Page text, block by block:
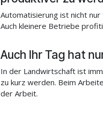
Automatisierung ist nicht
Auch kleinere Betriebe
Auch Ihr Tag hat
In der Landwirtschaft ist
zu kurz werden. Beim
der Arbeit.